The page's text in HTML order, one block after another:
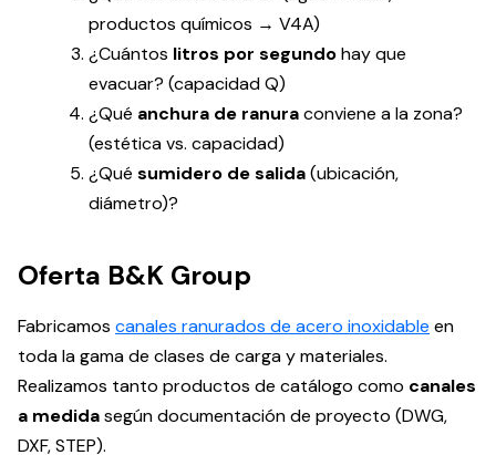
productos químicos → V4A)
¿Cuántos litros por segundohay que
evacuar? (capacidad Q)
¿Qué anchura de ranuraconviene a la zona?
(estética vs. capacidad)
¿Qué sumidero de salida(ubicación,
diámetro)?
Oferta B&K Group
Fabricamos canales ranurados de acero inoxidable en
toda la gama de clases de carga y materiales.
Realizamos tanto productos de catálogo como canales
a medidasegún documentación de proyecto (DWG,
DXF, STEP).